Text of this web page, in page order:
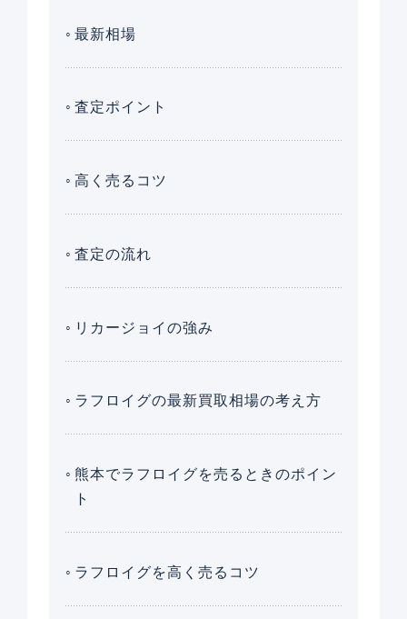
最新相場
査定ポイント
高く売るコツ
査定の流れ
リカージョイの強み
ラフロイグの最新買取相場の考え方
熊本でラフロイグを売るときのポイン
ト
ラフロイグを高く売るコツ